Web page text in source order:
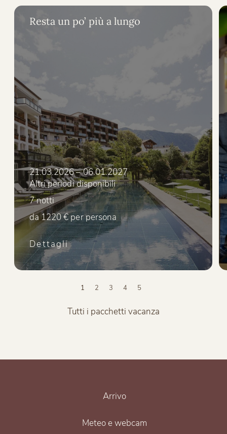
Resta un po’ più a lungo
21.03.2026 – 06.01.2027
Altri periodi disponibili
7 notti
da 1220 €per persona
Dettagli
Tutti i pacchetti vacanza
Arrivo
Meteo e webcam